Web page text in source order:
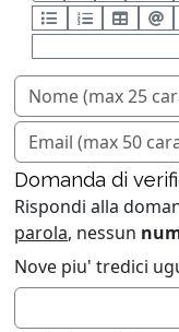
Domanda di
Rispondi alla
parola, nessun
Nove piu' tredici